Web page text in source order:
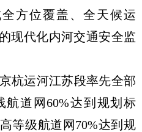
方位覆盖、全天候运
现代化内河交通安全监
运河江苏段率先全部
道网60%达到规划标
等级航道网70%达到规